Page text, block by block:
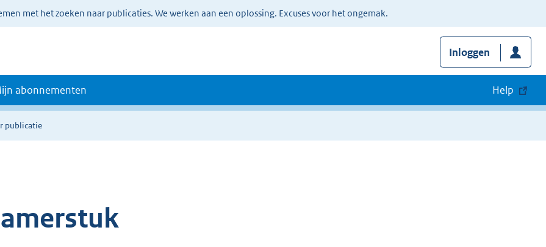
met het zoeken naar publicaties. We werken aan een oplossing. Excuses voor het ongemak.
Inloggen
abonnementen Help
publicatie